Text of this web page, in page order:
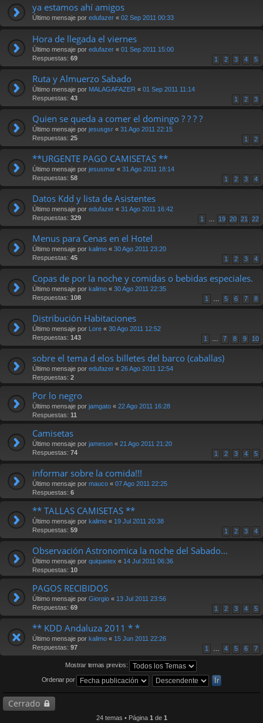
ya estamos ahí amigos
Último mensaje por edufazer « 02 Sep 2011 00:33
Hora de llegada el viernes
Último mensaje por edufazer « 01 Sep 2011 15:00
Respuestas: 69 1 2 3 4 5
Ruta y Almuerzo Sabado
Último mensaje por MALAGAFAZER « 01 Sep 2011 11:14
Respuestas: 43 1 2 3
Quien se queda a comer el domingo ? ? ? ?
Último mensaje por jesusgsr « 31 Ago 2011 22:15
Respuestas: 25 1 2
**URGENTE PAGO CAMISETAS **
Último mensaje por jesusmar « 31 Ago 2011 18:14
Respuestas: 58 1 2 3 4
Datos Kdd y lista de Asistentes
Último mensaje por edufazer « 31 Ago 2011 16:42
Respuestas: 329 1 19 20 21 22
Menus para Cenas en el Hotel
Último mensaje por kalimo « 30 Ago 2011 23:20
Respuestas: 45 1 2 3 4
Copas de por la noche y comidas o bebidas especiales.
Último mensaje por kalimo « 30 Ago 2011 22:35
Respuestas: 108 1 5 6 7 8
Distribución Habitaciones
Último mensaje por Lore « 30 Ago 2011 12:52
Respuestas: 143 1 7 8 9 10
sobre el tema d elos billetes del barco (caballas)
Último mensaje por edufazer « 26 Ago 2011 12:54
Respuestas: 2
Por lo negro
Último mensaje por jamgato « 22 Ago 2011 16:28
Respuestas: 11
Camisetas
Último mensaje por jameson « 21 Ago 2011 21:20
Respuestas: 74 1 2 3 4 5
informar sobre la comida!!!
Último mensaje por mauco « 07 Ago 2011 22:25
Respuestas: 6
** TALLAS CAMISETAS **
Último mensaje por kalimo « 19 Jul 2011 20:38
Respuestas: 59 1 2 3 4
Observación Astronomica la noche del Sabado...
Último mensaje por quiquetex « 14 Jul 2011 06:36
Respuestas: 10
PAGOS RECIBIDOS
Último mensaje por Giorgio « 13 Jul 2011 23:56
Respuestas: 69 1 2 3 4 5
** KDD Andaluza 2011 * *
Último mensaje por kalimo « 15 Jun 2011 22:26
Respuestas: 97 1 4 5 6 7
Mostrar temas previos:
Ordenar por
Cerrado
24 temas • Página 1 de 1